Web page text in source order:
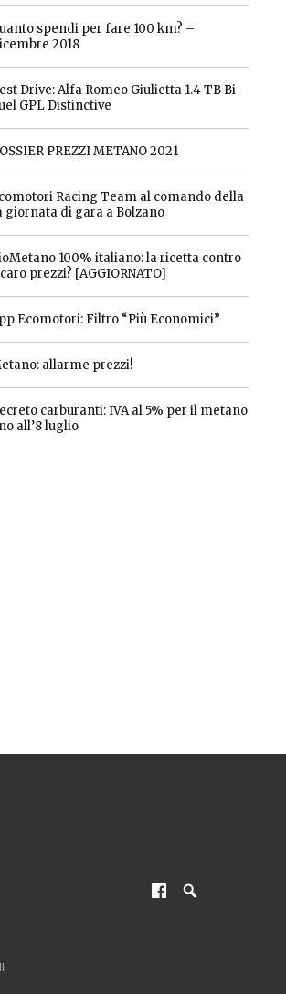
spendi per fare 100 km? –
2018
Drive: Alfa Romeo Giulietta 1.4 TB Bi
GPL Distinctive
PREZZI METANO 2021
Racing Team al comando della
giornata di gara a Bolzano
100% italiano: la ricetta contro
prezzi? [AGGIORNATO]
Ecomotori: Filtro “Più Economici”
allarme prezzi!
carburanti: IVA al 5% per il metano
all’8 luglio